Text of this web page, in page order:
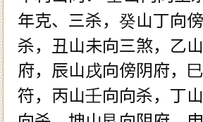
年克、三杀，癸山丁向
杀，丑山未向三煞，乙
府，辰山戌向傍阴府，
符，丙山壬向向杀，丁山